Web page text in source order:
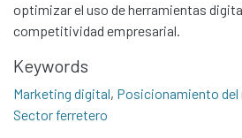
All of DSpace
Statistics
optimizar el uso de herramientas
competitividad empresarial.
Keywords
Marketing digital, Posicionamiento del
Sector ferretero